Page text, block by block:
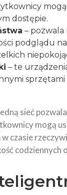
dostępie.
–
podglądu
– te
sieć
mogą
czasie
codziennych